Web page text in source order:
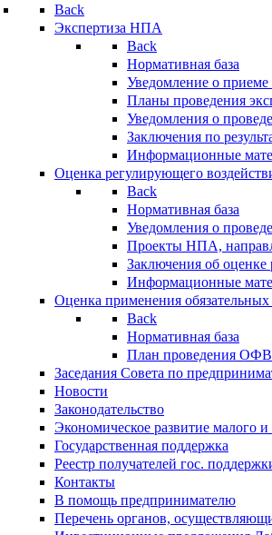
Back
Экспертиза НПА
Back
Нормативная база
Уведомление о
Планы проведения
Уведомления о
Заключения по
Информационные
Оценка регулирующего
Back
Нормативная база
Уведомления о
Проекты НПА,
Заключения об
Информационные
Оценка применения
Back
Нормативная база
План проведения
Заседания Совета по
Новости
Законодательство
Экономическое развитие малого и
Государственная поддержка
Реестр получателей гос.
Контакты
В помощь предпринимателю
Перечень органов,